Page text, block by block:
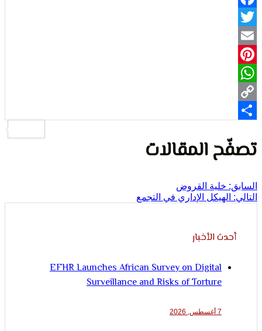
المقالات
خلية القروض
الإداري في التجمع
الأخبار
EFHR Launches African Survey on Digital
Surveillance and Risks of Torture